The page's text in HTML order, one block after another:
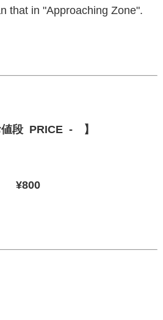
that in "Approaching Zone".
段 PRICE ‐ 】
¥800